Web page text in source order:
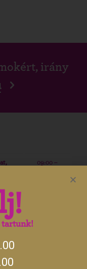
irány
09:00 –
tartunk!